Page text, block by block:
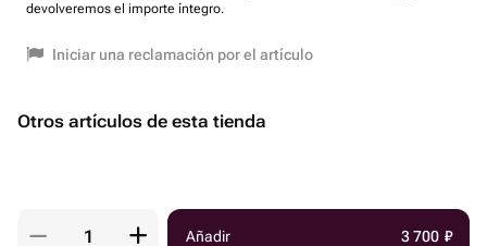
devolveremos el importe íntegro.
Iniciar una reclamación por el artículo
Otros artículos de esta tienda
Añadir 3 700 ₽